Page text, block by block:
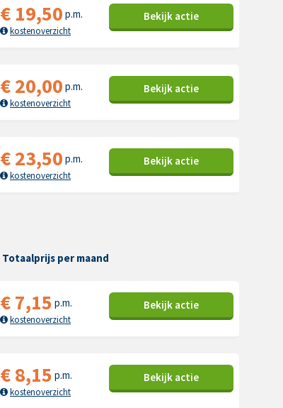
€ 19,50 p.m.
kostenoverzicht
Bekijk actie
€20,00 p.m.
kostenoverzicht
Bekijk actie
€23,50 p.m.
kostenoverzicht
Bekijk actie
Totaalprijs per maand
€7,15 p.m.
kostenoverzicht
Bekijk actie
€8,15 p.m.
kostenoverzicht
Bekijk actie